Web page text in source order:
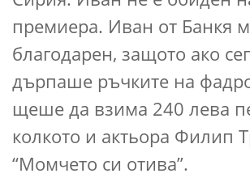
премиера. Иван от Банкя
благодарен, защото ако
дърпаше ръчките на
щеше да взима 240 лева
колкото и актьора Филип
“Момчето си отива”.